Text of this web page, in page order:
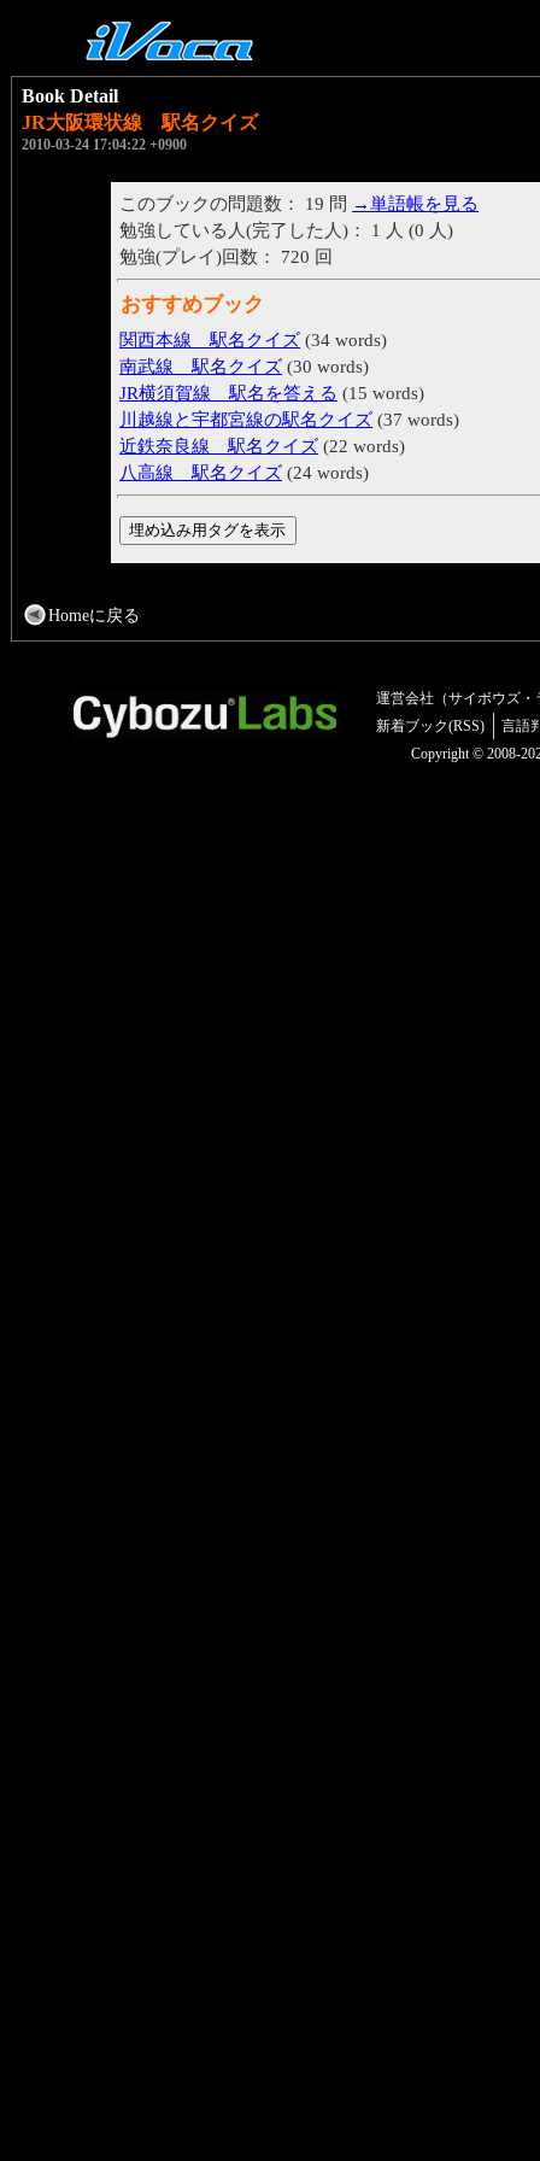
Book Detail
JR大阪環状線 駅名クイズ
2010-03-24 17:04:22 +0900
このブックの問題数： 19 問 →単語帳を見る
勉強している人(完了した人)： 1 人 (0 人)
勉強(プレイ)回数： 720 回
おすすめブック
関西本線 駅名クイズ (34 words)
南武線 駅名クイズ (30 words)
JR横須賀線 駅名を答える (15 words)
川越線と宇都宮線の駅名クイズ (37 words)
近鉄奈良線 駅名クイズ (22 words)
八高線 駅名クイズ (24 words)
Homeに戻る
運営会社（サイボウズ・
新着ブック(RSS)
言語
Copyright © 2008-